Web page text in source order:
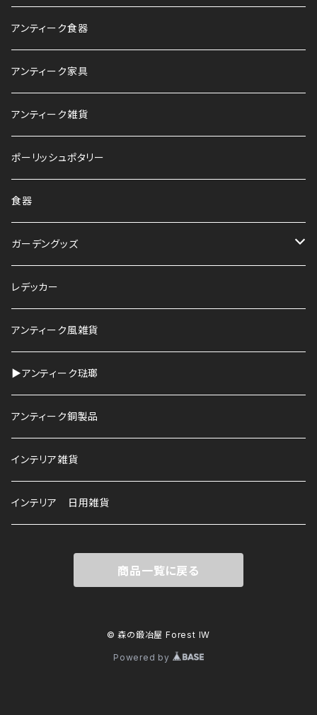
アンティーク食器
アンティーク家具
アンティーク雑貨
ポーリッシュポタリー
食器
ガーデングッズ
鉢
HAWS
レデッカー
アンティーク風雑貨
▶︎アンティーク琺瑯
アンティーク銅製品
インテリア雑貨
インテリア 日用雑貨
商品一覧に戻る
© 森の鍛冶屋 Forest IW
Powered by